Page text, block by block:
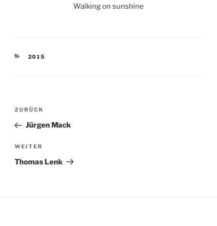
Walking on sunshine
KATEGORIEN
2015
Beitragsnavigation
Vorheriger
Beitrag
ZURÜCK
Jürgen Mack
Nächster
Beitrag
WEITER
Thomas Lenk